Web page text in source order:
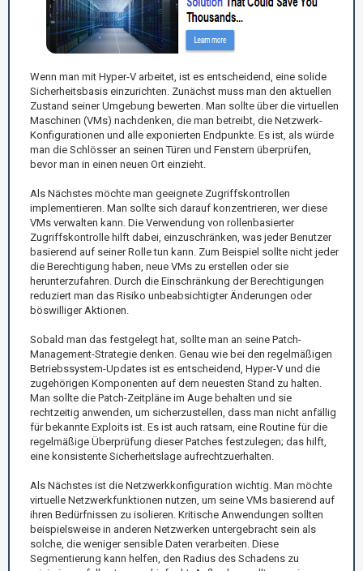
Wenn man mit Hyper-V arbeitet, ist es entscheidend, eine solide
Sicherheitsbasis einzurichten. Zunächst muss man den aktuellen
Zustand seiner Umgebung bewerten. Man sollte über die virtuellen
Maschinen (VMs) nachdenken, die man betreibt, die Netzwerk-
Konfigurationen und alle exponierten Endpunkte. Es ist, als würde
man die Schlösser an seinen Türen und Fenstern überprüfen,
bevor man in einen neuen Ort einzieht.
Als Nächstes möchte man geeignete Zugriffskontrollen
implementieren. Man sollte sich darauf konzentrieren, wer diese
VMs verwalten kann. Die Verwendung von rollenbasierter
Zugriffskontrolle hilft dabei, einzuschränken, was jeder Benutzer
basierend auf seiner Rolle tun kann. Zum Beispiel sollte nicht jeder
die Berechtigung haben, neue VMs zu erstellen oder sie
herunterzufahren. Durch die Einschränkung der Berechtigungen
reduziert man das Risiko unbeabsichtigter Änderungen oder
böswilliger Aktionen.
Sobald man das festgelegt hat, sollte man an seine Patch-
Management-Strategie denken. Genau wie bei den regelmäßigen
Betriebssystem-Updates ist es entscheidend, Hyper-V und die
zugehörigen Komponenten auf dem neuesten Stand zu halten.
Man sollte die Patch-Zeitpläne im Auge behalten und sie
rechtzeitig anwenden, um sicherzustellen, dass man nicht anfällig
für bekannte Exploits ist. Es ist auch ratsam, eine Routine für die
regelmäßige Überprüfung dieser Patches festzulegen; das hilft,
eine konsistente Sicherheitslage aufrechtzuerhalten.
Als Nächstes ist die Netzwerkkonfiguration wichtig. Man möchte
virtuelle Netzwerkfunktionen nutzen, um seine VMs basierend auf
ihren Bedürfnissen zu isolieren. Kritische Anwendungen sollten
beispielsweise in anderen Netzwerken untergebracht sein als
solche, die weniger sensible Daten verarbeiten. Diese
Segmentierung kann helfen, den Radius des Schadens zu